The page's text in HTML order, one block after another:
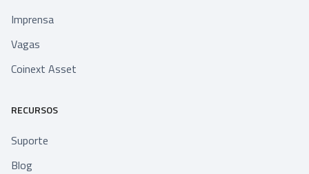
Imprensa
Vagas
Coinext Asset
RECURSOS
Suporte
Blog